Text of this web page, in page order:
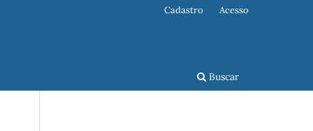
Buscar
Cadastro Acesso